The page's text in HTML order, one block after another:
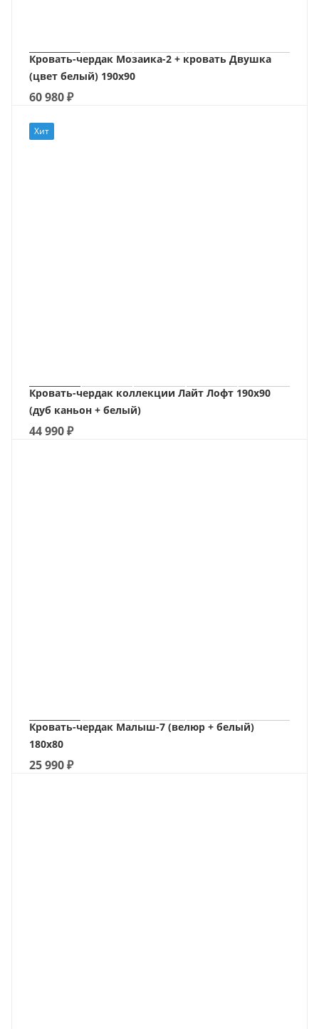
Кровать-чердак Мозаика-2 + кровать Двушка
(цвет белый) 190х90
60 980₽
Хит
Кровать-чердак коллекции Лайт Лофт 190х90
(дуб каньон + белый)
44 990₽
Кровать-чердак Малыш-7 (велюр + белый)
180х80
25 990₽